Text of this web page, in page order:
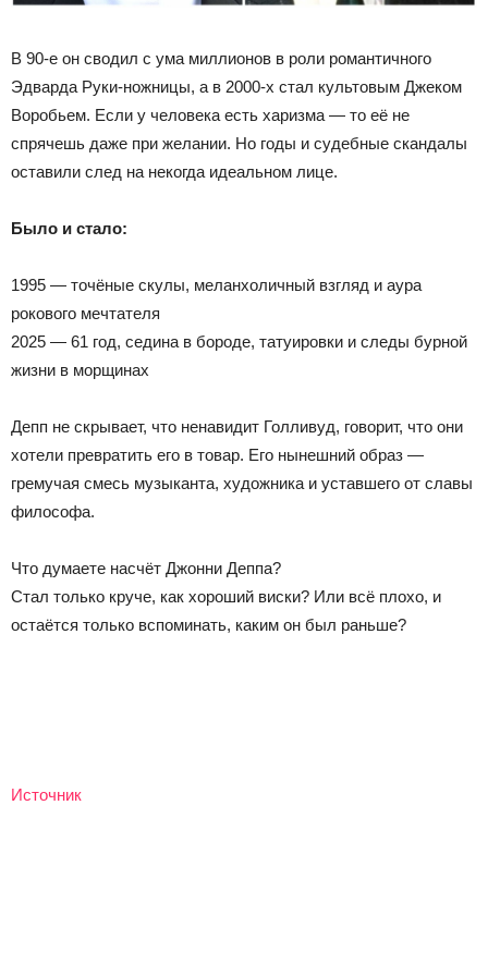
В 90-е он сводил с ума миллионов в роли романтичного
Эдварда Руки-ножницы, а в 2000-х стал культовым Джеком
Воробьем. Если у человека есть харизма — то её не
спрячешь даже при желании. Но годы и судебные скандалы
оставили след на некогда идеальном лице.
Было и стало:
1995 — точёные скулы, меланхоличный взгляд и аура
рокового мечтателя
2025 — 61 год, седина в бороде, татуировки и следы бурной
жизни в морщинах
Депп не скрывает, что ненавидит Голливуд, говорит, что они
хотели превратить его в товар. Его нынешний образ —
гремучая смесь музыканта, художника и уставшего от славы
философа.
Что думаете насчёт Джонни Деппа?
Стал только круче, как хороший виски? Или всё плохо, и
остаётся только вспоминать, каким он был раньше?
Источник